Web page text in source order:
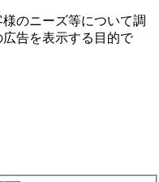
のニーズ等について調
告を表⽰する⽬的で